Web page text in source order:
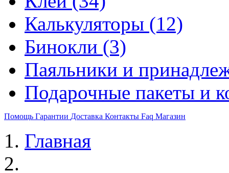
Калькуляторы (12)
Бинокли (3)
Паяльники и
Подарочные пакеты и
Помощь Гарантии Доставка Контакты Faq Магазин
Главная